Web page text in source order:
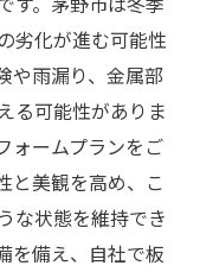
劣化が進む可能性
や雨漏り、金属部
る可能性がありま
ォームプランをご
と美観を高め、こ
な状態を維持でき
を備え、自社で板